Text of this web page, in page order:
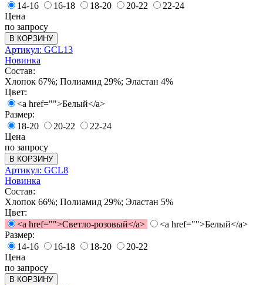
14-16
16-18 18-20 20-22
22-24
Цена
по запросу
В КОРЗИНУ
Артикул: GCL13
Новинка
Состав:
Хлопок 67%; Полиамид 29%; Эластан 4%
Цвет:
<a href="">Белый</a>
Размер:
18-20
20-22
22-24
Цена
по запросу
В КОРЗИНУ
Артикул: GCL8
Новинка
Состав:
Хлопок 66%; Полиамид 29%; Эластан 5%
Цвет:
<a href="">Светло-розовый</a>
<a href="">Белый</a>
Размер:
14-16
16-18 18-20
20-22
Цена
по запросу
В КОРЗИНУ